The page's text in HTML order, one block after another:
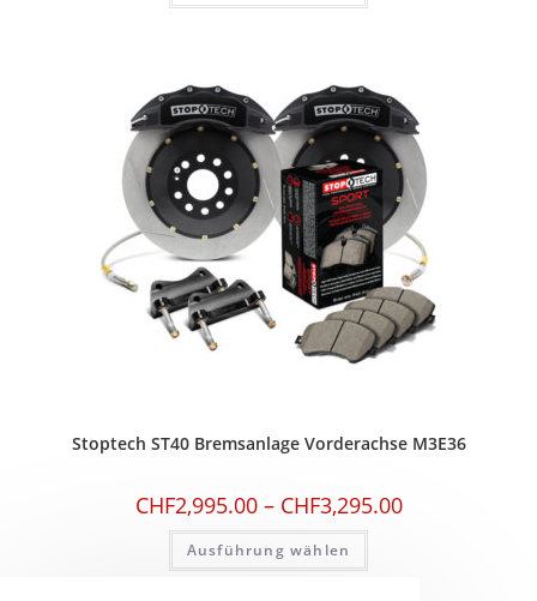
Stoptech ST40 Bremsanlage Vorderachse M3E36
CHF2,995.00– CHF3,295.00
Ausführung wählen